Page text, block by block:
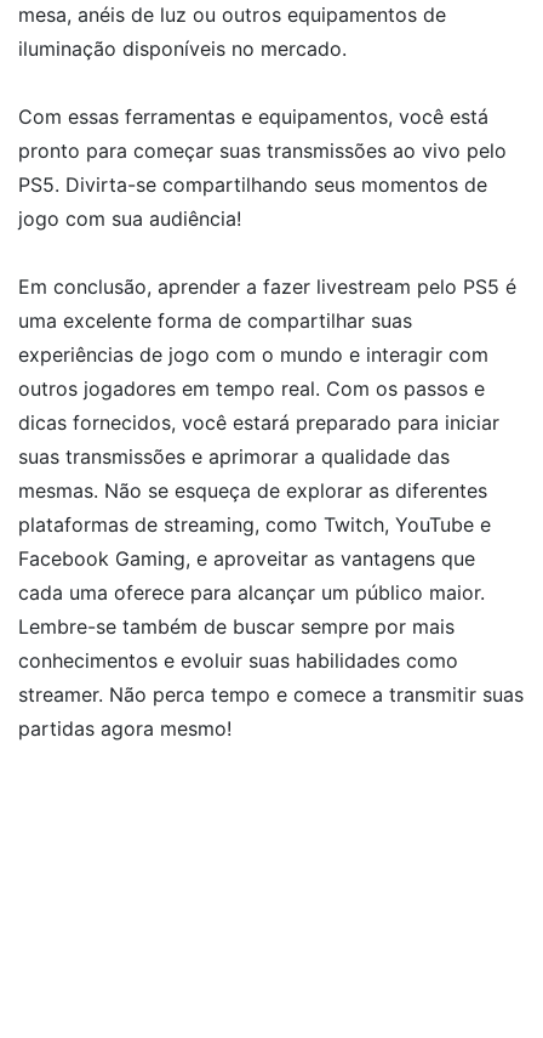
mesa, anéis de luz ou outros equipamentos de
iluminação disponíveis no mercado.
Com essas ferramentas e equipamentos, você está
pronto para começar suas transmissões ao vivo pelo
PS5. Divirta-se compartilhando seus momentos de
jogo com sua audiência!
Em conclusão, aprender a fazer livestream pelo PS5 é
uma excelente forma de compartilhar suas
experiências de jogo com o mundo e interagir com
outros jogadores em tempo real. Com os passos e
dicas fornecidos, você estará preparado para iniciar
suas transmissões e aprimorar a qualidade das
mesmas. Não se esqueça de explorar as diferentes
plataformas de streaming, como Twitch, YouTube e
Facebook Gaming, e aproveitar as vantagens que
cada uma oferece para alcançar um público maior.
Lembre-se também de buscar sempre por mais
conhecimentos e evoluir suas habilidades como
streamer. Não perca tempo e comece a transmitir suas
partidas agora mesmo!